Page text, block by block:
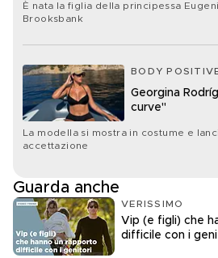
È nata la figlia della principessa
Brooksbank
BODY
Georgina
curve"
La modella si mostra in costume e
accettazione
Guarda anche
VERISSIMO
Vip (e figli) che
difficile con i